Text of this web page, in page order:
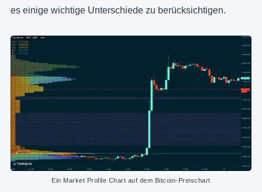
es einige wichtige Unterschiede zu berücksichtigen.
Ein Market Profile Chart auf dem Bitcoin-Preischart